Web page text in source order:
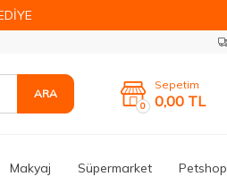
ARA
0
Sepetim
0,00 TL
Makyaj Süpermarket Petshop